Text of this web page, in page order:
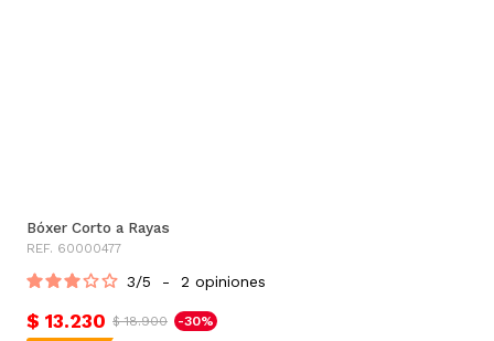
Bóxer Corto a Rayas
REF. 60000477
3/5 - 2 opiniones
$ 13.230 $ 18.900 -30%